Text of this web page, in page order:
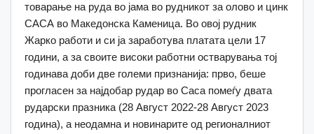
товарање на руда во јама во рудникот за олово и цинк
САСА во Македонска Каменица. Во овој рудник
Жарко работи и си ја заработува платата цели 17
години, а за своите високи работни остварувања тој
годинава доби две големи признанија: прво, беше
прогласен за најдобар рудар во Саса помеѓу двата
рударски празника (28 Август 2022-28 Август 2023
година), а неодамна и новинарите од регионалниот